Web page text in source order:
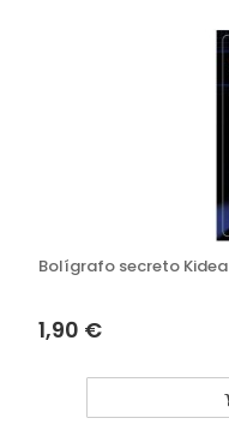
Bolígrafo secreto Kidea
1,90 €